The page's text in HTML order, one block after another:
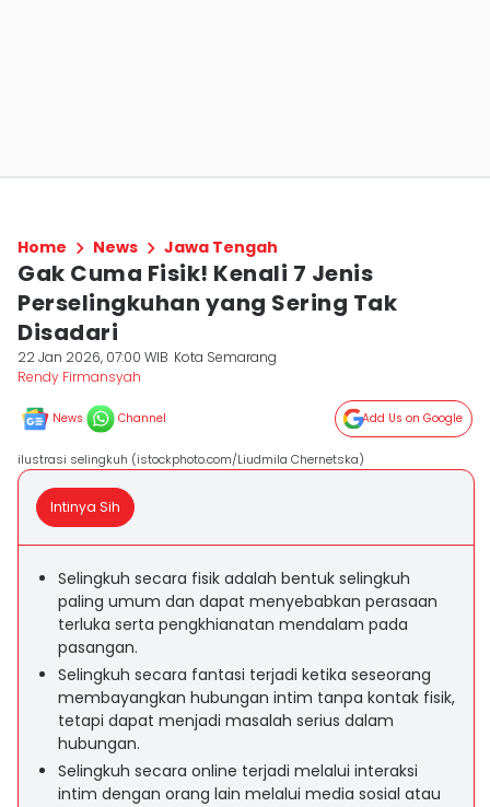
Home News Jawa Tengah
Gak Cuma Fisik! Kenali 7 Jenis
Perselingkuhan yang Sering Tak
Disadari
22 Jan 2026, 07:00 WIB Kota Semarang
Rendy Firmansyah
News Channel Add Us on Google
ilustrasi selingkuh (istockphoto.com/Liudmila Chernetska)
Intinya Sih
Selingkuh secara fisik adalah bentuk selingkuh
paling umum dan dapat menyebabkan perasaan
terluka serta pengkhianatan mendalam pada
pasangan.
Selingkuh secara fantasi terjadi ketika seseorang
membayangkan hubungan intim tanpa kontak fisik,
tetapi dapat menjadi masalah serius dalam
hubungan.
Selingkuh secara online terjadi melalui interaksi
intim dengan orang lain melalui media sosial atau